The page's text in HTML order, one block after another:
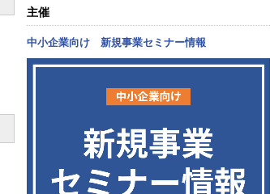
主催
中小企業向け 新規事業セミナー情報